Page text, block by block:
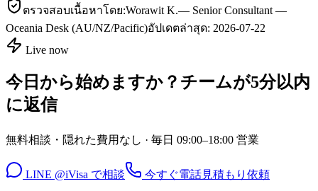
ตรวจสอบเนื้อหาโดย:Worawit K.— Senior Consultant —
Oceania Desk (AU/NZ/Pacific)อัปเดตล่าสุด: 2026-07-22
Live now
今日から始めますか？チームが5分以内
に返信
無料相談・隠れた費用なし · 毎日 09:00–18:00 営業
LINE @iVisa で相談 今すぐ電話見積もり依頼